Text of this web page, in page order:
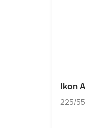
Ikon
225/55
Ikon
225/
от